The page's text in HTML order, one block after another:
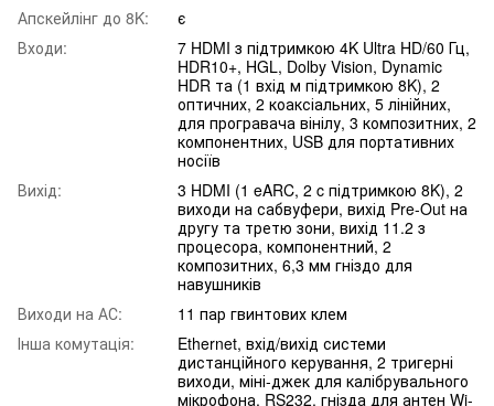
Апскейлінг до 8K:
є
Входи:
7 HDMI з підтримкою 4K Ultra HD/60 Гц,
HDR10+, HGL, Dolby Vision, Dynamic
HDR та (1 вхід м підтримкою 8K), 2
оптичних, 2 коаксіальних, 5 лінійних,
для програвача вінілу, 3 композитних, 2
компонентних, USB для портативних
носіїв
Вихід:
3 HDMI (1 eARC, 2 c підтримкою 8K), 2
виходи на сабвуфери, вихід Pre-Out на
другу та третю зони, вихід 11.2 з
процесора, компонентний, 2
композитних, 6,3 мм гніздо для
навушників
Виходи на АС:
11 пар гвинтових клем
Інша комутація:
Ethernet, вхід/вихід системи
дистанційного керування, 2 тригерні
виходи, міні-джек для калібрувального
мікрофона, RS232, гнізда для антен Wi-